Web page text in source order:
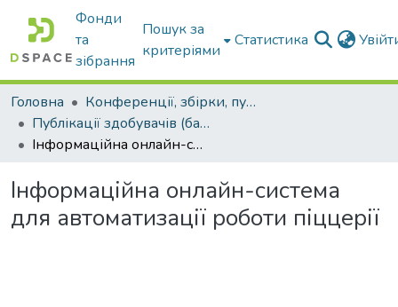
Фонди
та
зібрання
Пошук за
критеріями
Статистика
Головна
Конференції, збірки, публікації молодих вчених і здобувачів : магістрів, бакалаврів, аспірантів.
Публікації здобувачів (бакалаврів. магістрів, аспірантів)
Інформаційна онлайн-система для автоматизації роботи піццерії
Інформаційна онлайн-система
для автоматизації роботи піццерії